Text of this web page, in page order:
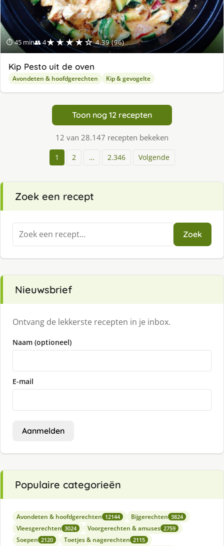
⏱ 45 min👥 4★★★★☆ 4.39 (96)
Kip Pesto uit de oven
Avondeten & hoofdgerechten Kip & gevogelte
Toon nog 12 recepten
12 van 28.147 recepten bekeken
1 2 … 2.346 Volgende
Zoek een recept
Zoeken
naar:
Zoek
Nieuwsbrief
Ontvang de lekkerste recepten in je inbox.
Naam (optioneel)
E-mail
Aanmelden
Populaire categorieën
Avondeten & hoofdgerechten 12144 Bijgerechten 3824
Vleesgerechten 3024 Voorgerechten & amuses 2759
Soepen 2120 Toetjes & nagerechten 2115